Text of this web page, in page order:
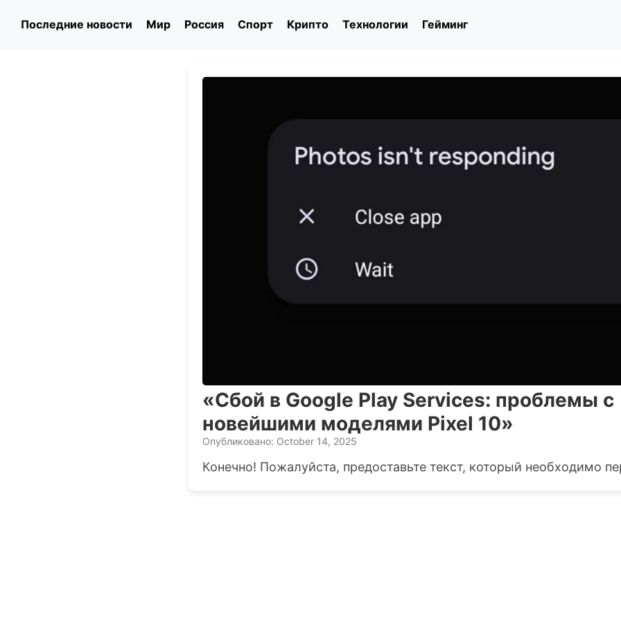
Последние новости Мир Россия Спорт Крипто Технологии Гейминг
«Сбой в Google Play Services: проблемы с
новейшими моделями Pixel 10»
Опубликовано: October 14, 2025
Конечно! Пожалуйста, предоставьте текст, который необходимо